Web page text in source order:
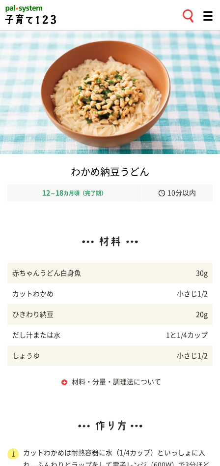
わかめ納豆うどん
12 ～ 18カ月頃（完了期） 10分以内
赤ちゃんうどん白身魚 30g
カットわかめ 小さじ1/2
ひきわり納豆 20g
だし汁または水 1と1/4カップ
しょうゆ 小さじ1/2
材料・分量・調理法について
1
カットわかめは耐熱容器に水（1/4カップ）といっしょに入